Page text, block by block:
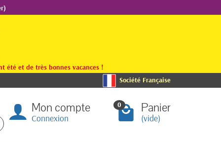
été et de très bonnes vacances !
Société Française
Mon compte
Connexion
0 Panier
(vide)